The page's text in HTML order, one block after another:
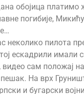
обојица
погибије,
неколико пилота
ескадрили
сам положај
На врх
и бугарски